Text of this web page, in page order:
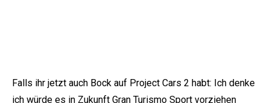
Falls ihr jetzt auch Bock auf Project Cars 2 habt: Ich denke
ich würde es in Zukunft Gran Turismo Sport vorziehen